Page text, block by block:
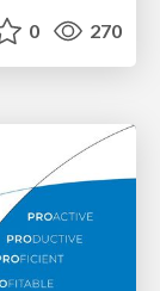
0 270